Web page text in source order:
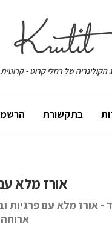
הקולינריה של רחלי קרוט - קרוטית
בתקשורת
אורז מלא
- אורז מלא עם פרגיות